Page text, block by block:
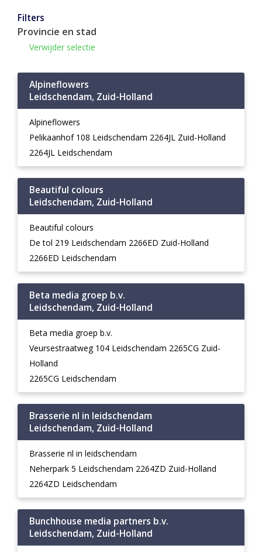
Filters
Provincie en stad
Verwijder selectie
Alpineflowers
Leidschendam, Zuid-Holland
Alpineflowers
Pelikaanhof 108 Leidschendam 2264JL Zuid-Holland
2264JL Leidschendam
Beautiful colours
Leidschendam, Zuid-Holland
Beautiful colours
De tol 219 Leidschendam 2266ED Zuid-Holland
2266ED Leidschendam
Beta media groep b.v.
Leidschendam, Zuid-Holland
Beta media groep b.v.
Veursestraatweg 104 Leidschendam 2265CG Zuid-
Holland
2265CG Leidschendam
Brasserie nl in leidschendam
Leidschendam, Zuid-Holland
Brasserie nl in leidschendam
Neherpark 5 Leidschendam 2264ZD Zuid-Holland
2264ZD Leidschendam
Bunchhouse media partners b.v.
Leidschendam, Zuid-Holland